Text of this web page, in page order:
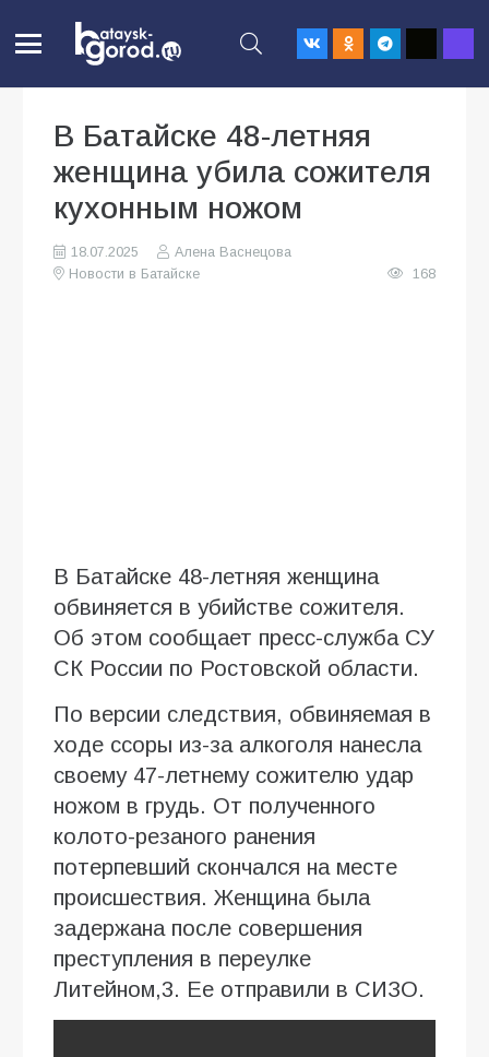
В Батайске 48-летняя
женщина убила сожителя
кухонным ножом
18.07.2025
Алена Васнецова
Новости в Батайске
168
В Батайске 48-летняя женщина
обвиняется в убийстве сожителя.
Об этом сообщает пресс-служба СУ
СК России по Ростовской области.
По версии следствия, обвиняемая в
ходе ссоры из-за алкоголя нанесла
своему 47-летнему сожителю удар
ножом в грудь. От полученного
колото-резаного ранения
потерпевший скончался на месте
происшествия. Женщина была
задержана после совершения
преступления в переулке
Литейном,3. Ее отправили в СИЗО.